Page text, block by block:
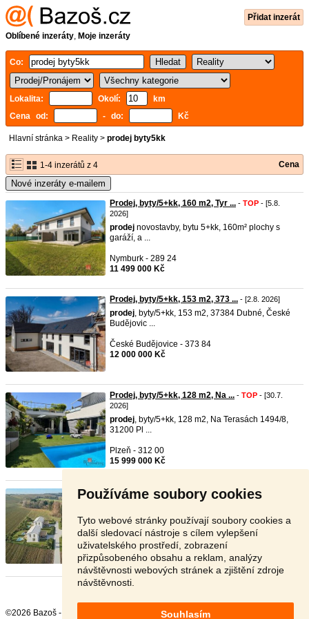
Používáme soubory cookies
Tyto webové stránky používají soubory cookies a
další sledovací nástroje s cílem vylepšení
uživatelského prostředí, zobrazení
přizpůsobeného obsahu a reklam, analýzy
návštěvnosti webových stránek a zjištění zdroje
návštěvnosti.
Souhlasím
Přidat inzerát
Oblíbené inzeráty, Moje inzeráty
Co:
Lokalita: Okolí:
km
Cena od:
- do: Kč
Hlavní stránka > Reality > prodej byty5kk
1-4 inzerátů z 4 Cena
Nové inzeráty e-mailem
Prodej, byty/5+kk, 160 m2, Tyr ... - TOP - [5.8.
2026]
prodej novostavby, bytu 5+kk, 160m² plochy s
garáží, a ...
Nymburk - 289 24
11 499 000 Kč
Prodej, byty/5+kk, 153 m2, 373 ... - [2.8. 2026]
prodej, byty/5+kk, 153 m2, 37384 Dubné, České
Budějovic ...
České Budějovice - 373 84
12 000 000 Kč
Prodej, byty/5+kk, 128 m2, Na ... - TOP - [30.7.
2026]
prodej, byty/5+kk, 128 m2, Na Terasách 1494/8,
31200 Pl ...
Plzeň - 312 00
15 999 000 Kč
Prodej, byty/5+kk, 105 m2, K M ...- [7.7. 2026]
Mirotice, ...
Písek - 398 01
8 280 000 Kč
©2026 Bazoš -